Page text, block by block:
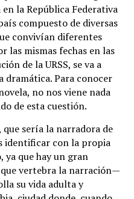
la República Federativa
compuesto de diversas
convivían diferentes
las mismas fechas en las
de la URSS, se va a
dramática. Para conocer
no nos viene nada
de esta cuestión.
sería la narradora de
identificar con la propia
que hay un gran
vertebra la narración—
su vida adulta y